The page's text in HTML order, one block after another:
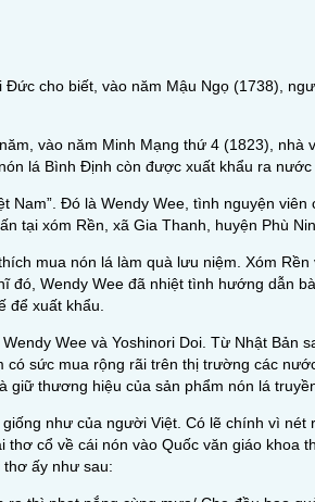
cho biết, vào năm Mậu Ngọ (1738),
vào năm Minh Mạng thứ 4 (1823), nhà
lá Bình Định còn được xuất khẩu ra nước
Đó là Wendy Wee, tình nguyện viên
tại xóm Rền, xã Gia Thanh, huyện Phù
mua nón lá làm quà lưu niệm. Xóm Rền
Wendy Wee đã nhiệt tình hướng dẫn
để xuất khẩu.
Wee và Yoshinori Doi. Từ Nhật Bản
sức mua rộng rãi trên thị trường các
thương hiệu của sản phẩm nón lá
như của người Việt. Có lẽ chính vì nét
cổ về cái nón vào Quốc văn giáo khoa
ấy như sau: